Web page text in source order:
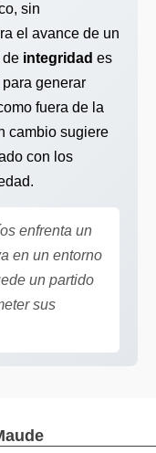
sin
el avance de un
de integridad es
generar
fuera de la
cambio sugiere
con los
enfrenta un
en un entorno
un partido
sus